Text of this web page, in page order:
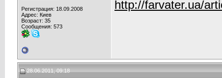
Регистрация: 18.09.2008
Адрес: Киев
Возраст: 35
Сообщения: 573
http://farvater.ua/
28.06.2011, 09:18